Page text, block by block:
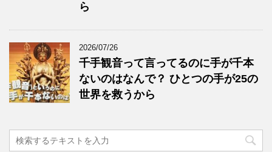
ら
2026/07/26
千手観音って言ってるのに手が千本
ないのはなんで？ ひとつの手が25の
世界を救うから